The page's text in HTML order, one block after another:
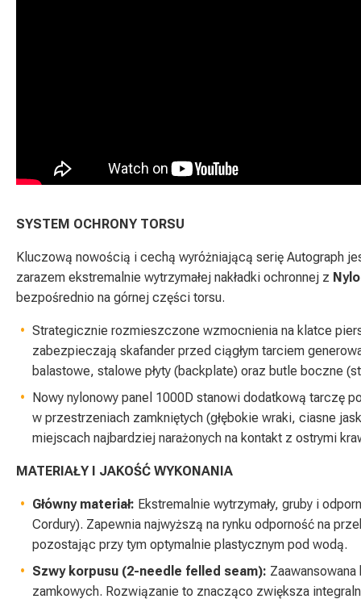
SYSTEM OCHRONY TORSU
Kluczową nowością i cechą wyróżniającą serię Autograph
zarazem ekstremalnie wytrzymałej nakładki ochronnej z
bezpośrednio na górnej części torsu.
Strategicznie rozmieszczone wzmocnienia na klatce
zabezpieczają skafander przed ciągłym tarciem
balastowe, stalowe płyty (backplate) oraz butle boczne
Nowy nylonowy panel 1000D stanowi dodatkową tarczę
w przestrzeniach zamkniętych (głębokie wraki, ciasne
miejscach najbardziej narażonych na kontakt z ostrymi
MATERIAŁY I JAKOŚĆ WYKONANIA
Główny materiał: Ekstremalnie wytrzymały, gruby i
Cordury). Zapewnia najwyższą na rynku odporność na
pozostając przy tym optymalnie plastycznym pod wodą.
Szwy korpusu (2-needle felled seam):
zamkowych. Rozwiązanie to znacząco zwiększa